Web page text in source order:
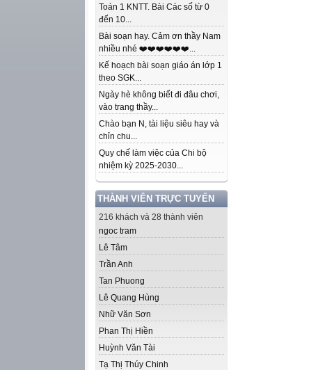
Toán 1 KNTT. Bài Các số từ 0
đến 10...
Bài soạn hay. Cảm ơn thầy Nam
nhiều nhé ❤️❤️❤️❤️❤️❤️...
Kế hoạch bài soạn giáo án lớp 1
theo SGK...
Ngày hè không biết đi đâu chơi,
vào trang thầy...
Chào bạn N, tài liệu siêu hay và
chỉn chu...
Quy chế làm việc của Chi bộ
nhiệm kỳ 2025-2030...
THÀNH VIÊN TRỰC TUYẾN
216 khách và 28 thành viên
ngoc tram
Lê Tâm
Trần Anh
Tan Phuong
Lê Quang Hùng
Nhữ Văn Sơn
Phan Thị Hiền
Huỳnh Văn Tài
Tạ Thị Thúy Chinh